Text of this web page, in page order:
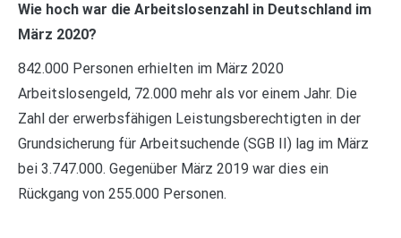
Wie hoch war die Arbeitslosenzahl in Deutschland im
März 2020?
842.000 Personen erhielten im März 2020
Arbeitslosengeld, 72.000 mehr als vor einem Jahr. Die
Zahl der erwerbsfähigen Leistungsberechtigten in der
Grundsicherung für Arbeitsuchende (SGB II) lag im März
bei 3.747.000. Gegenüber März 2019 war dies ein
Rückgang von 255.000 Personen.